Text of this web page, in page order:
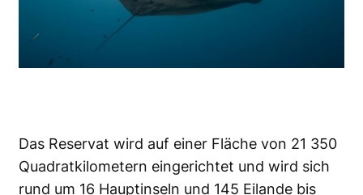
Das Reservat wird auf einer Fläche von 21 350
Quadratkilometern eingerichtet und wird sich
rund um 16 Hauptinseln und 145 Eilande bis